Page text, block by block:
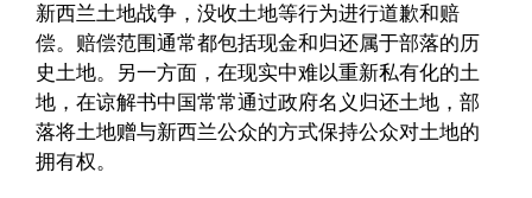
新西兰土地战争，没收土地等行为进行道歉和赔
偿。赔偿范围通常都包括现金和归还属于部落的历
史土地。另一方面，在现实中难以重新私有化的土
地，在谅解书中国常常通过政府名义归还土地，部
落将土地赠与新西兰公众的方式保持公众对土地的
拥有权。